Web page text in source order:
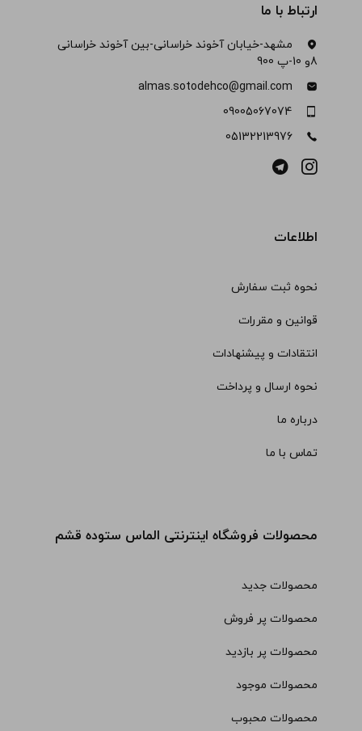
ارتباط با ما
مشهد-خیابان آخوند خراسانی-بین آخوند خراسانی
8و 10-پ 900
almas.sotodehco@gmail.com
09005067074
05132213976
اطلاعات
نحوه ثبت سفارش
قوانین و مقررات
انتقادات و پیشنهادات
نحوه ارسال و پرداخت
درباره ما
تماس با ما
محصولات فروشگاه اینترنتی الماس ستوده قشم
محصولات جدید
محصولات پر فروش
محصولات پر بازدید
محصولات موجود
محصولات محبوب